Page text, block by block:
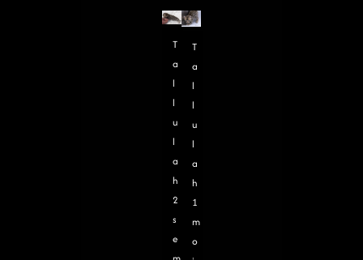
T
a
l
l
u
l
a
h
2
s
e
T
a
l
l
u
l
a
h
1
m
o